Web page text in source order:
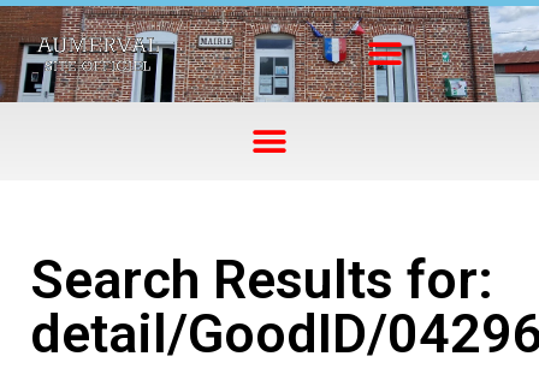
Search Results for:
detail/GoodID/